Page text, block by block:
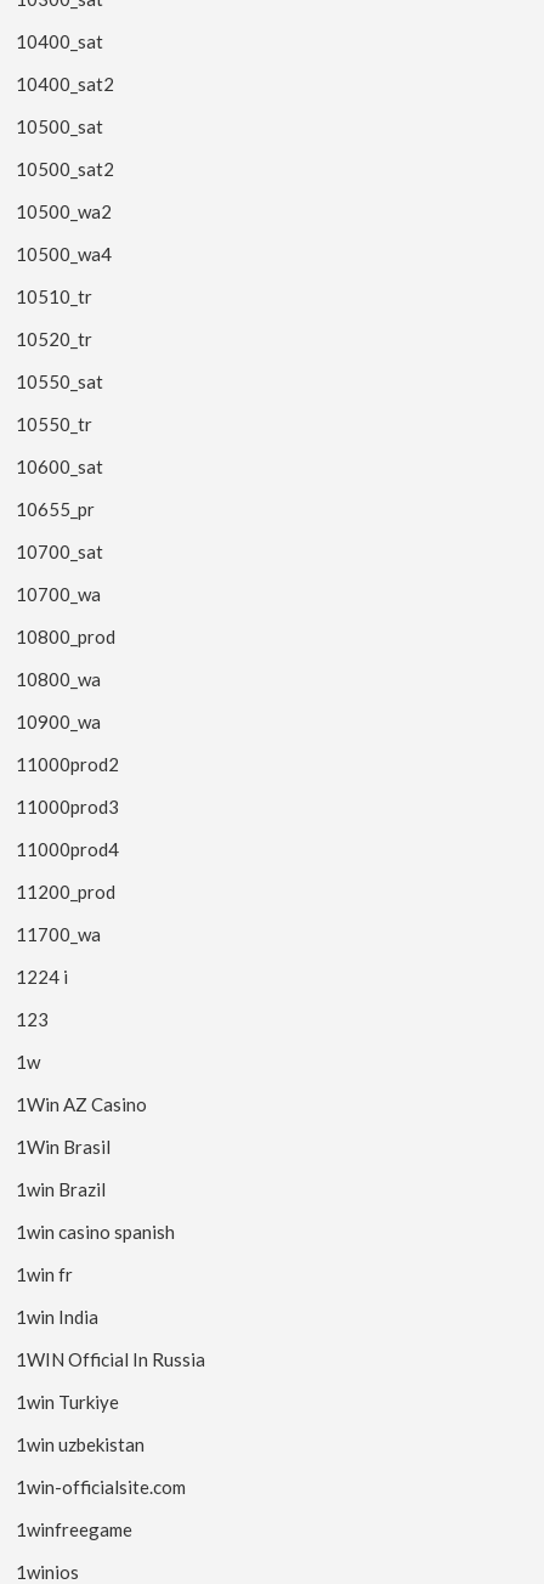
10400_sat
10400_sat2
10500_sat
10500_sat2
10500_wa2
10500_wa4
10510_tr
10520_tr
10550_sat
10550_tr
10600_sat
10655_pr
10700_sat
10700_wa
10800_prod
10800_wa
10900_wa
11000prod2
11000prod3
11000prod4
11200_prod
11700_wa
1224 i
123
1w
1Win AZ Casino
1Win Brasil
1win Brazil
1win casino spanish
1win fr
1win India
1WIN Official In Russia
1win Turkiye
1win uzbekistan
1win-officialsite.com
1winfreegame
1winios